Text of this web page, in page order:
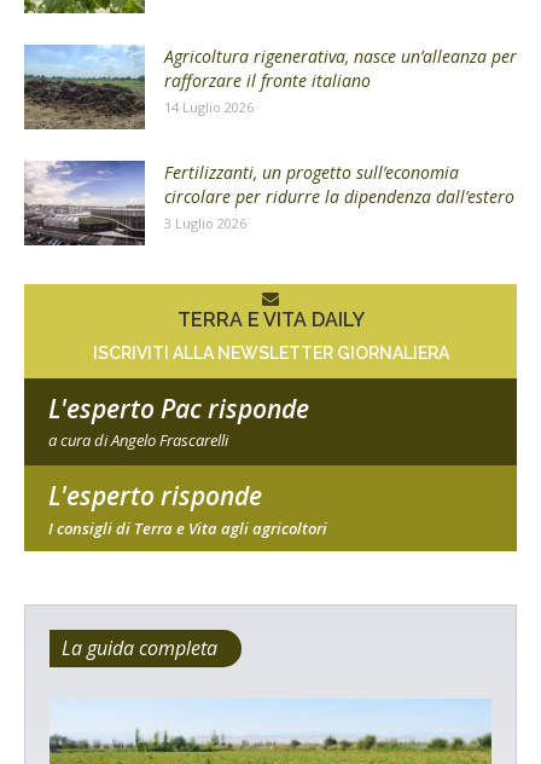
Agricoltura rigenerativa, nasce un’alleanza per
rafforzare il fronte italiano
14 Luglio 2026
Fertilizzanti, un progetto sull’economia
circolare per ridurre la dipendenza dall’estero
3 Luglio 2026
TERRA E VITA DAILY
ISCRIVITI ALLA NEWSLETTER GIORNALIERA
L'esperto Pac risponde
a cura di Angelo Frascarelli
L'esperto risponde
I consigli di Terra e Vita agli agricoltori
La guida completa